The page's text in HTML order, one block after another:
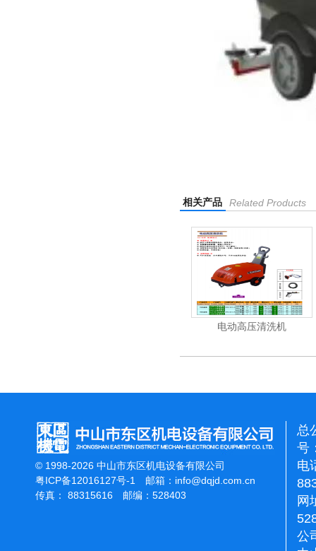
相关产品 Related Products
电动高压清洗机
© 1998-2026 中山市东区机电设备有限公司
粤ICP备12016127号-1 邮箱： info@dqjd.com.cn
传真： 88315616 邮编：528403
总
号
电
网
公